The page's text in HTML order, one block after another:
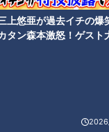
上悠亜が過去イチの爆
タン森本激怒！ゲスト